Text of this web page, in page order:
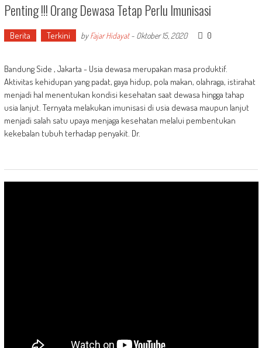
Penting !!! Orang Dewasa Tetap Perlu Imunisasi
Berita Terkini byFajar Hidayat- Oktober 15, 2020 0
Bandung Side , Jakarta - Usia dewasa merupakan masa produktif.
Aktivitas kehidupan yang padat, gaya hidup, pola makan, olahraga, istirahat
menjadi hal menentukan kondisi kesehatan saat dewasa hingga tahap
usia lanjut. Ternyata melakukan imunisasi di usia dewasa maupun lanjut
menjadi salah satu upaya menjaga kesehatan melalui pembentukan
kekebalan tubuh terhadap penyakit. Dr.